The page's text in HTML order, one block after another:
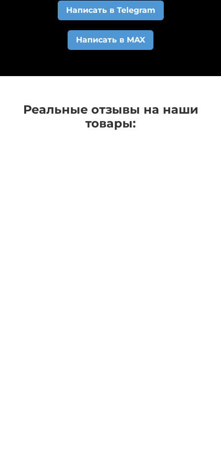
средств на наш расчетный счет у заказа
изменится статус и вам на e-mail придет
автоматическое сообщение о том, что коврики
начали изготавливать.
Написать в Telegram
Написать в MAX
Реальные отзывы на наши
товары: